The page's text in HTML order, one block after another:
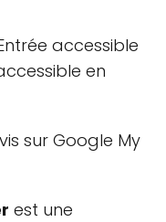
accessible
en
sur Google My
est une